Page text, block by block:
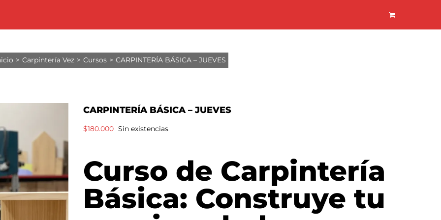
Carpintería Vez Cursos CARPINTERÍA BÁSICA – JUEVES
CARPINTERÍA BÁSICA – JUEVES
$180.000 Sin existencias
Curso de Carpintería
Básica: Construye tu